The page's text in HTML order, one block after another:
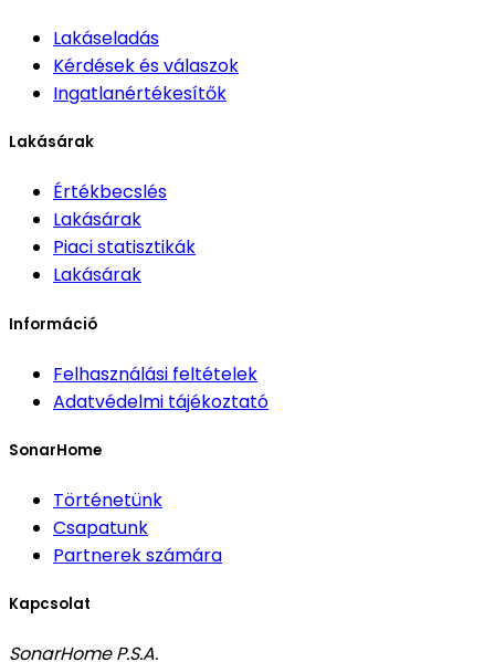
Lakáseladás
Kérdések és válaszok
Ingatlanértékesítők
Lakásárak
Értékbecslés
Lakásárak
Piaci statisztikák
Lakásárak
Információ
Felhasználási feltételek
Adatvédelmi tájékoztató
SonarHome
Történetünk
Csapatunk
Partnerek számára
Kapcsolat
SonarHome P.S.A.